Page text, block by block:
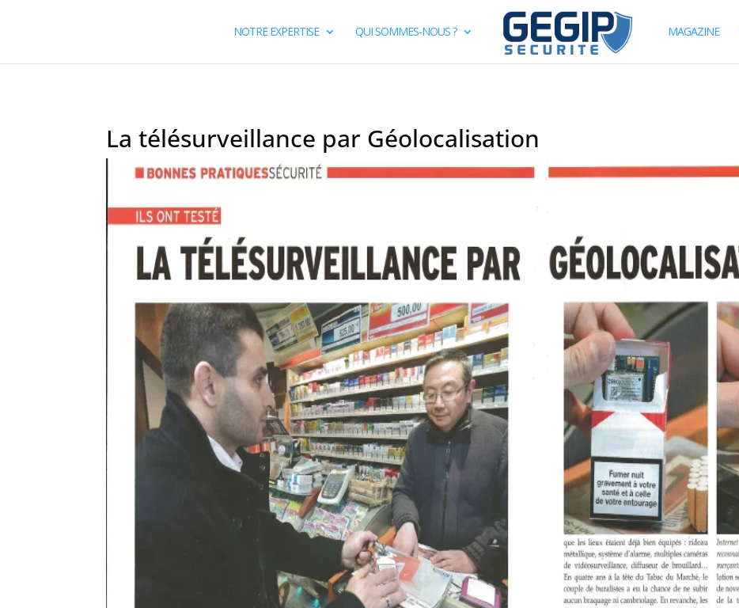
NOTRE EXPERTISE QUI SOMMES-NOUS ? MAGAZINE
La télésurveillance par Géolocalisation